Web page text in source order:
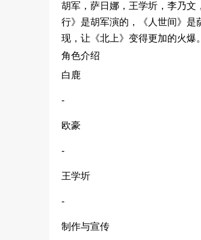
胡军 ， 萨日娜 ， 王学圻 ， 李乃文 ，
行》 是胡军演的 ， 《人世间》 是
现 ，让《北上》 变得更加的火爆。
角色介绍
白鹿
-
欧豪
-
王学圻
-
制作与宣传